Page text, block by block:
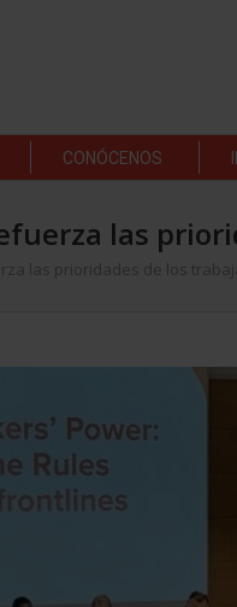
CONÓCENOS
las
las prioridades de los